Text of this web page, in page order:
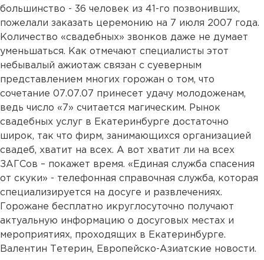
большинство - 36 человек из 41-го позвонивших,
пожелали заказать церемонию на 7 июля 2007 года.
Количество «свадебных» звонков даже не думает
уменьшаться. Как отмечают специалисты этот
небывалый ажиотаж связан с суеверным
представлением многих горожан о том, что
сочетание 07.07.07 принесет удачу молодоженам,
ведь число «7» считается магическим. Рынок
свадебных услуг в Екатеринбурге достаточно
широк, так что фирм, занимающихся организацией
свадеб, хватит на всех. А вот хватит ли на всех
ЗАГСов – покажет время. «Единая служба спасения
от скуки» - телефонная справочная служба, которая
специализируется на досуге и развлечениях.
Горожане бесплатно икруглосуточно получают
актуальную информацию о досуговых местах и
мероприятиях, проходящих в Екатеринбурге.
Валентин Тетерин, Европейско-Азиатские новости.